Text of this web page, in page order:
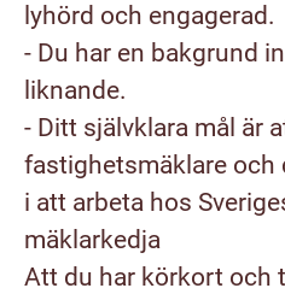
lyhörd och engagerad.
- Du har en bakgrund
liknande.
- Ditt självklara mål är
fastighetsmäklare och
i att arbeta hos
mäklarkedja
Att du har körkort och